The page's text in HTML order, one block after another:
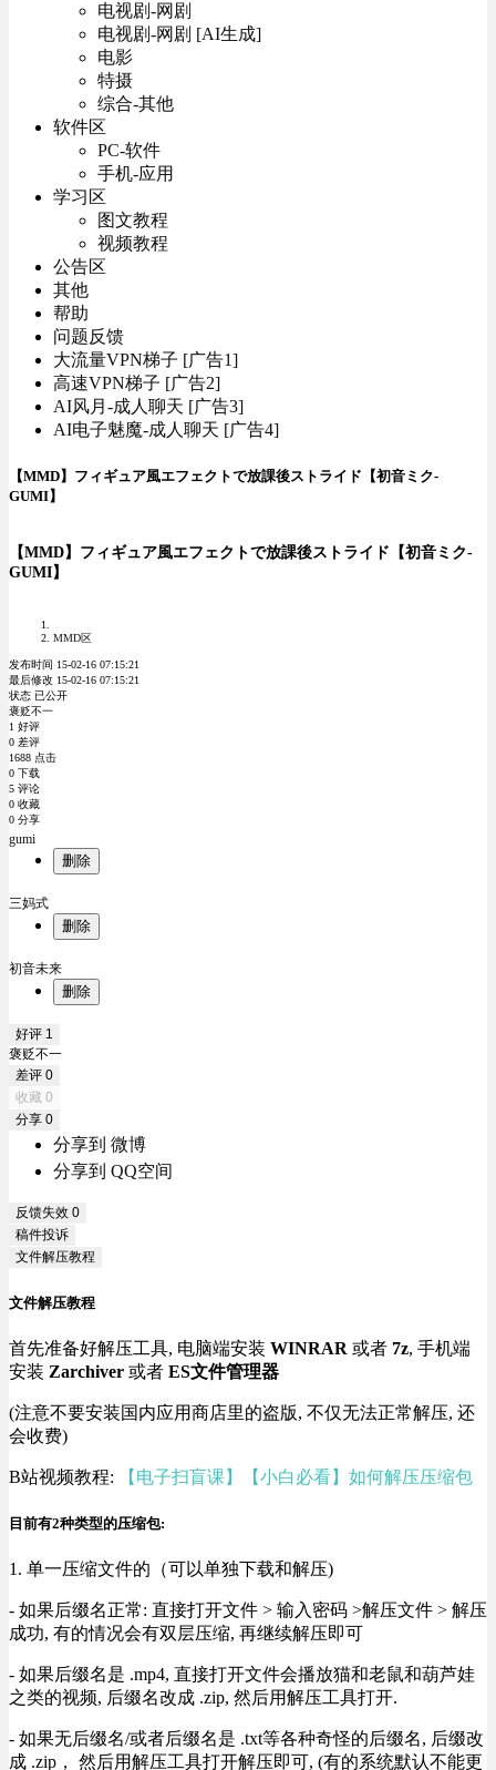
电视剧-网剧
电视剧-网剧 [AI生成]
电影
特摄
综合-其他
软件区
PC-软件
手机-应用
学习区
图文教程
视频教程
公告区
其他
帮助
问题反馈
大流量VPN梯子 [广告1]
高速VPN梯子 [广告2]
AI风月-成人聊天 [广告3]
AI电子魅魔-成人聊天 [广告4]
【MMD】フィギュア風エフェクトで放課後ストライド【初音ミク-
GUMI】
【MMD】フィギュア風エフェクトで放課後ストライド【初音ミク-
GUMI】
MMD区
发布时间 15-02-16 07:15:21
最后修改 15-02-16 07:15:21
状态 已公开
褒贬不一
1 好评
0 差评
1688 点击
0 下载
5 评论
0 收藏
0 分享
gumi
删除
三妈式
删除
初音未来
删除
好评 1
褒贬不一
差评 0
收藏 0
分享 0
分享到 微博
分享到 QQ空间
反馈失效 0
稿件投诉
文件解压教程
文件解压教程
首先准备好解压工具, 电脑端安装 WINRAR 或者 7z, 手机端
安装 Zarchiver 或者 ES文件管理器
(注意不要安装国内应用商店里的盗版, 不仅无法正常解压, 还
会收费)
B站视频教程: 【电子扫盲课】【小白必看】如何解压压缩包
目前有2种类型的压缩包:
1. 单一压缩文件的（可以单独下载和解压)
- 如果后缀名正常: 直接打开文件 > 输入密码 >解压文件 > 解压
成功, 有的情况会有双层压缩, 再继续解压即可
- 如果后缀名是 .mp4, 直接打开文件会播放猫和老鼠和葫芦娃
之类的视频, 后缀名改成 .zip, 然后用解压工具打开.
- 如果无后缀名/或者后缀名是 .txt等各种奇怪的后缀名, 后缀改
成 .zip， 然后用解压工具打开解压即可, (有的系统默认不能更